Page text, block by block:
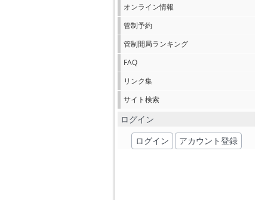
オンライン情報
管制予約
管制開局ランキング
FAQ
リンク集
サイト検索
ログイン
ログイン
アカウント登録